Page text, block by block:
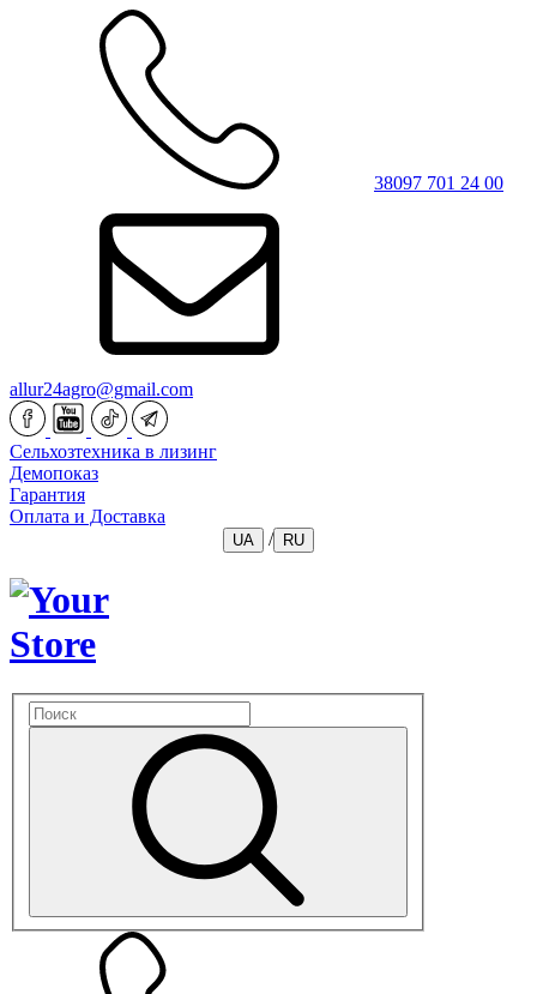
38097 701 24 00
allur24agro@gmail.com
Сельхозтехника в лизинг
Демопоказ
Гарантия
Оплата и Доставка
UA / RU